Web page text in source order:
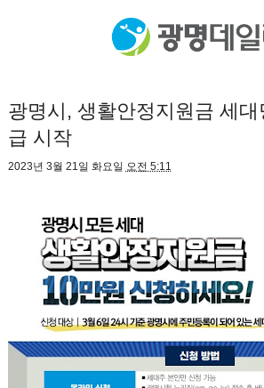
광명시, 생활안정지원금 세대
급 시작
2023년 3월 21일 화요일 오전 5:11